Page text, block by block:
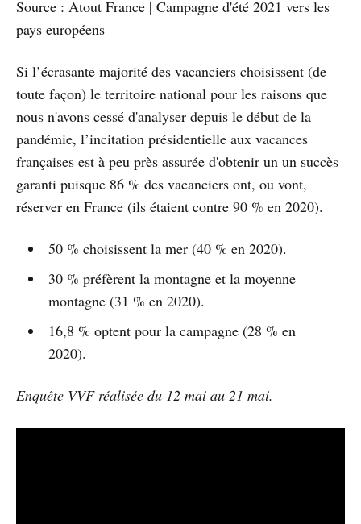
Source : Atout France | Campagne d'été 2021 vers les
pays européens
Si l’écrasante majorité des vacanciers choisissent (de
toute façon) le territoire national pour les raisons que
nous n'avons cessé d'analyser depuis le début de la
pandémie, l’incitation présidentielle aux vacances
françaises est à peu près assurée d'obtenir un un succès
garanti puisque 86 % des vacanciers ont, ou vont,
réserver en France (ils étaient contre 90 % en 2020).
50 % choisissent la mer (40 % en 2020).
30 % préfèrent la montagne et la moyenne
montagne (31 % en 2020).
16,8 % optent pour la campagne (28 % en
2020).
Enquête VVF réalisée du 12 mai au 21 mai.